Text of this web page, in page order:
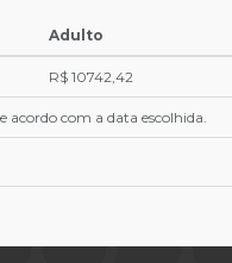
Adulto
R$ 10742,42
acordo com a data escolhida.